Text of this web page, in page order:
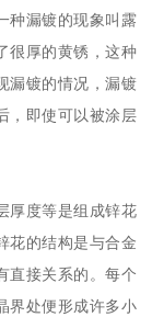
种漏镀的现象叫露
很厚的黄锈，这种
漏镀的情况，漏镀
，即使可以被涂层
厚度等是组成锌花
花的结构是与合金
直接关系的。每个
界处便形成许多小